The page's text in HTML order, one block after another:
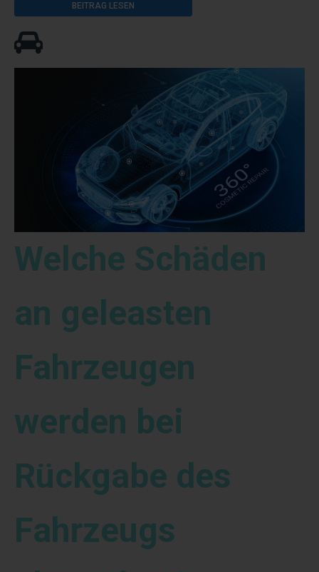
BEITRAG LESEN
Welche Schäden
an geleasten
Fahrzeugen
werden bei
Rückgabe des
Fahrzeugs